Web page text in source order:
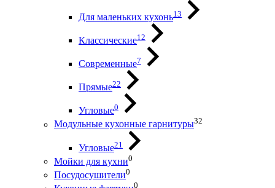
Для маленьких кухонь13
Классические12
Современные7
Прямые22
Угловые0
Модульные кухонные гарнитуры32
Угловые21
Мойки для кухни0
Посудосушители0
0